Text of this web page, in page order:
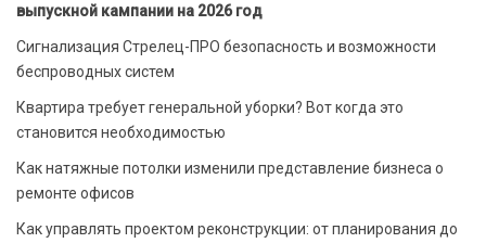
выпускной кампании на 2026 год
Сигнализация Стрелец-ПРО безопасность и возможности
беспроводных систем
Квартира требует генеральной уборки? Вот когда это
становится необходимостью
Как натяжные потолки изменили представление бизнеса о
ремонте офисов
Как управлять проектом реконструкции: от планирования до